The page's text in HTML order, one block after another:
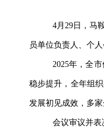
4月29日，马
员单位负责人、个
2025年，全
稳步提升，全年组
发展初见成效，多
会议审议并表